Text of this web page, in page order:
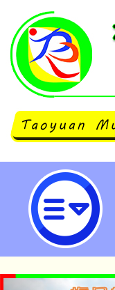
主旨： 本
華山1914
誌和吉卜力
家長踴躍參
之參考依據